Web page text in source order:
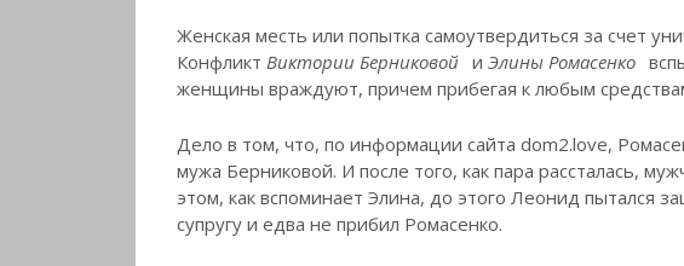
Женская месть или попытка самоутвердиться за счет
Конфликт Виктории Берниковой и Элины Ромасенко
женщины враждуют, причем прибегая к любым
Дело в том, что, по информации сайта dom2.love,
мужа Берниковой. И после того, как пара рассталась,
этом, как вспоминает Элина, до этого Леонид пытался
супругу и едва не прибил Ромасенко.